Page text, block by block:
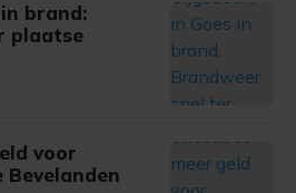
brand:
plaatse
voor
Bevelanden